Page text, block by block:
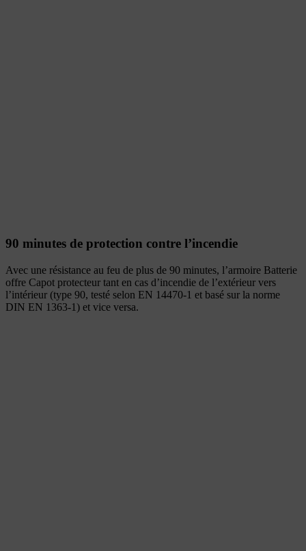
90 minutes de protection contre l’incendie
Avec une résistance au feu de plus de 90 minutes, l’armoire Batterie
offre Capot protecteur tant en cas d’incendie de l’extérieur vers
l’intérieur (type 90, testé selon EN 14470-1 et basé sur la norme
DIN EN 1363-1) et vice versa.